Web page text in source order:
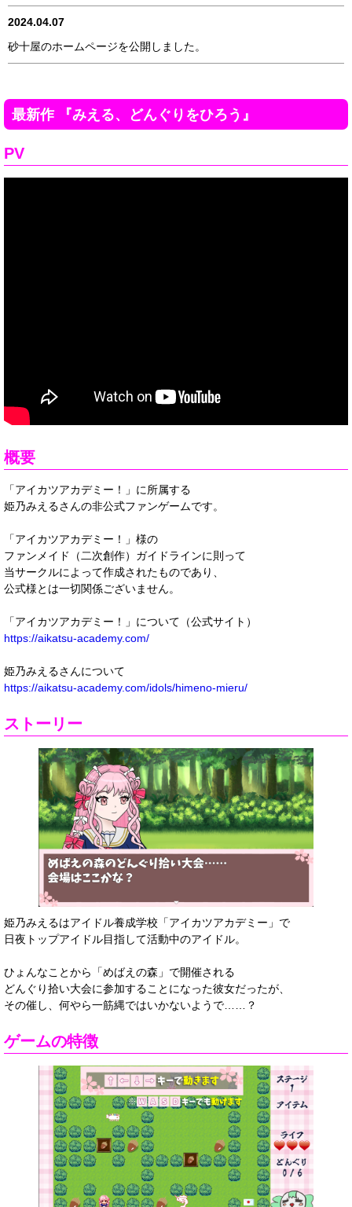
2024.04.07
砂十屋のホームページを公開しました。
最新作 『みえる、どんぐりをひろう』
PV
概要
「アイカツアカデミー！」に所属する
姫乃みえるさんの非公式ファンゲームです。
「アイカツアカデミー！」様の
ファンメイド（二次創作）ガイドラインに則って
当サークルによって作成されたものであり、
公式様とは一切関係ございません。
「アイカツアカデミー！」について（公式サイト）
https://aikatsu-academy.com/
姫乃みえるさんについて
https://aikatsu-academy.com/idols/himeno-mieru/
ストーリー
姫乃みえるはアイドル養成学校「アイカツアカデミー」で
日夜トップアイドル目指して活動中のアイドル。
ひょんなことから「めばえの森」で開催される
どんぐり拾い大会に参加することになった彼女だったが、
その催し、何やら一筋縄ではいかないようで……？
ゲームの特徴